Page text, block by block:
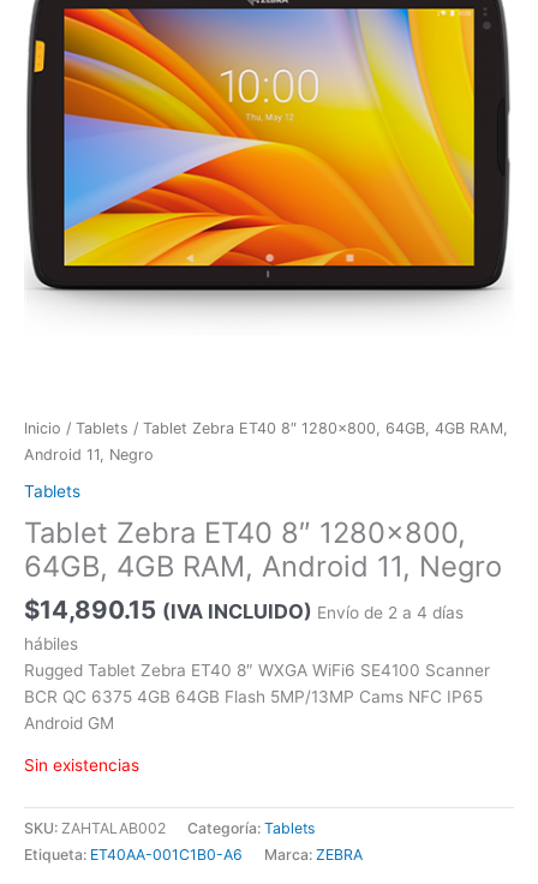
Inicio / Tablets / Tablet Zebra ET40 8″ 1280×800, 64GB, 4GB RAM,
Android 11, Negro
Tablets
Tablet Zebra ET40 8″ 1280×800,
64GB, 4GB RAM, Android 11, Negro
$14,890.15 (IVA INCLUIDO) Envío de 2 a 4 días
hábiles
Rugged Tablet Zebra ET40 8″ WXGA WiFi6 SE4100 Scanner
BCR QC 6375 4GB 64GB Flash 5MP/13MP Cams NFC IP65
Android GM
Sin existencias
SKU: ZAHTALAB002 Categoría: Tablets
Etiqueta: ET40AA-001C1B0-A6 Marca: ZEBRA